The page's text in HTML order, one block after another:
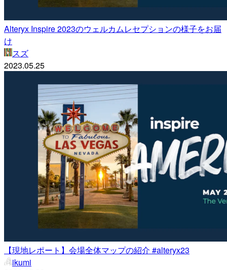
Alteryx Inspire 2023のウェルカムレセプションの様子をお届
け
スズ
2023.05.25
【現地レポート】会場全体マップの紹介 #alteryx23
ikumi